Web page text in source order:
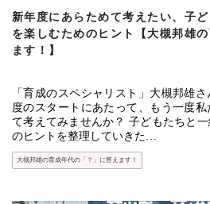
新年度にあらためて考えたい、子
を楽しむためのヒント【大槻邦雄
ます！】
「育成のスペシャリスト」大槻邦雄
度のスタートにあたって、もう一度
て考えてみませんか？ 子どもたちと
のヒントを整理していきた…
大槻邦雄の育成年代の「？」に答えます！